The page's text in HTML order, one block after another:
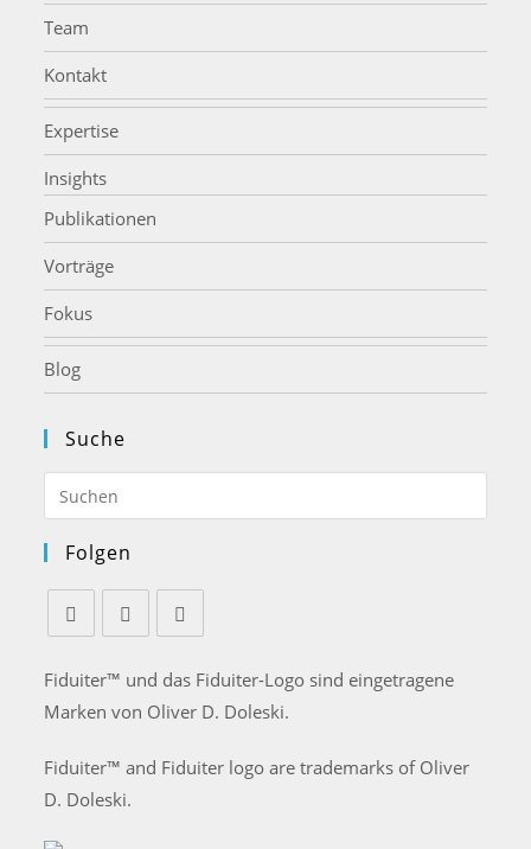
Team
Kontakt
Expertise
Insights
Publikationen
Vorträge
Fokus
Blog
Suche
Folgen
in
a
tab
in
a
tab
in
a
tab
Fiduiter™ und das Fiduiter-Logo sind eingetragene
Marken von Oliver D. Doleski.
Fiduiter™ and Fiduiter logo are trademarks of Oliver
D. Doleski.